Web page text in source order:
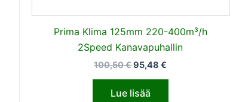
Prima Klima 125mm 220-400m³/h
2Speed Kanavapuhallin
100,50€95,48€
Lue lisää